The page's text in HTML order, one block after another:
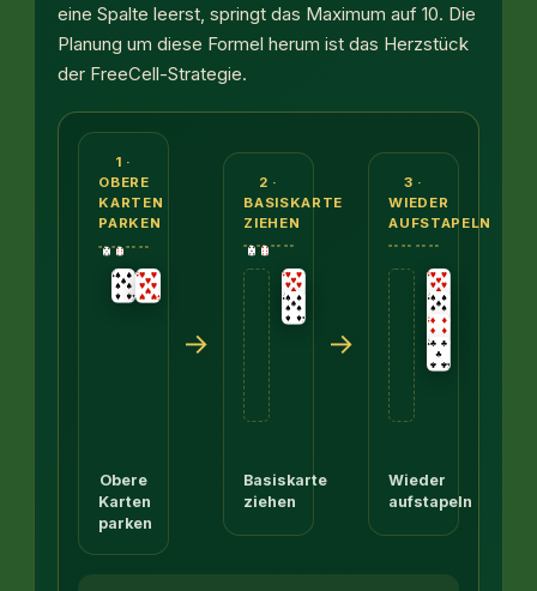
eine Spalte leerst, springt das Maximum auf 10. Die
Planung um diese Formel herum ist das Herzstück
der FreeCell-Strategie.
Drei Bilder. Erstens: Auf einer Spalte liegt die
1 ·
OBERE
KARTEN
PARKEN
Obere
Karten
parken
→
2 ·
BASISKARTE
ZIEHEN
Basiskarte
ziehen
→
3 ·
WIEDER
AUFSTAPELN
Wieder
aufstapeln